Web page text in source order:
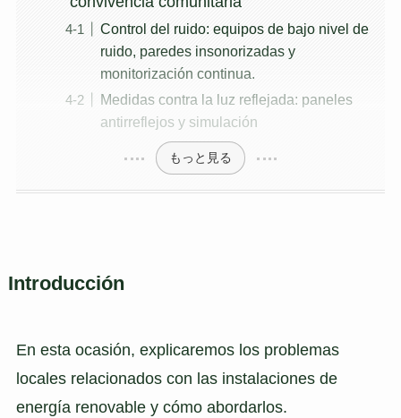
Control del ruido: equipos de bajo nivel de
ruido, paredes insonorizadas y
monitorización continua.
Medidas contra la luz reflejada: paneles
antirreflejos y simulación
もっと見る
Introducción
En esta ocasión, explicaremos los problemas
locales relacionados con las instalaciones de
energía renovable y cómo abordarlos.